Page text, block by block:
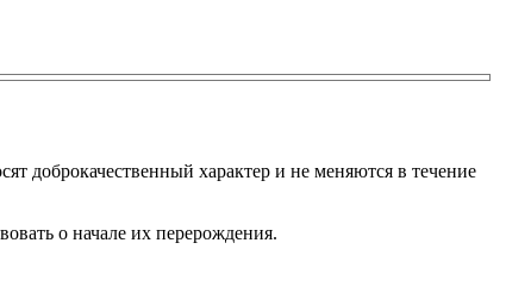
доброкачественный характер и не меняются в течение
о начале их перерождения.